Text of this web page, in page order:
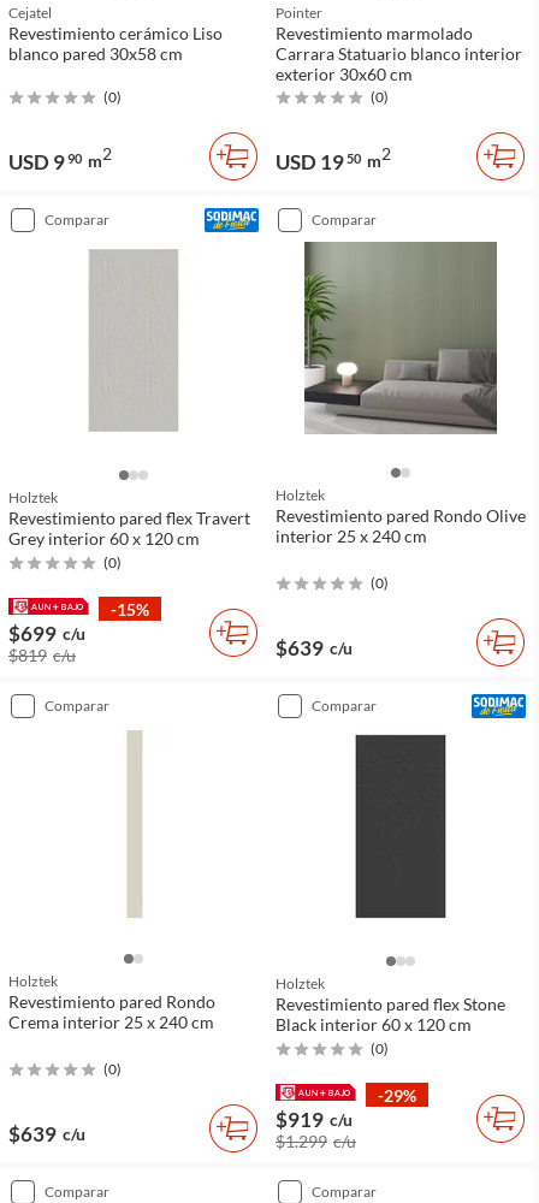
Cejatel
Revestimiento cerámico Liso
blanco pared 30x58 cm
(0)
USD 990 m2
Pointer
Revestimiento marmolado
Carrara Statuario blanco interior
exterior 30x60 cm
(0)
USD 1950 m2
comparar
Holztek
Revestimiento pared flex Travert
Grey interior 60 x 120 cm
(0)
-15%
$699 c/u
$819 c/u
comparar
Holztek
Revestimiento pared Rondo Olive
interior 25 x 240 cm
(0)
$639 c/u
comparar
Holztek
Revestimiento pared Rondo
Crema interior 25 x 240 cm
(0)
$639 c/u
comparar
Holztek
Revestimiento pared flex Stone
Black interior 60 x 120 cm
(0)
-29%
$919 c/u
$1.299 c/u
comparar comparar